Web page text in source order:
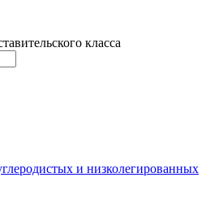
класса
и низколегированных